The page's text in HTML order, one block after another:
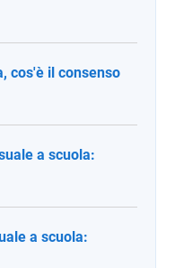
cos'è il consenso
a scuola:
a scuola: